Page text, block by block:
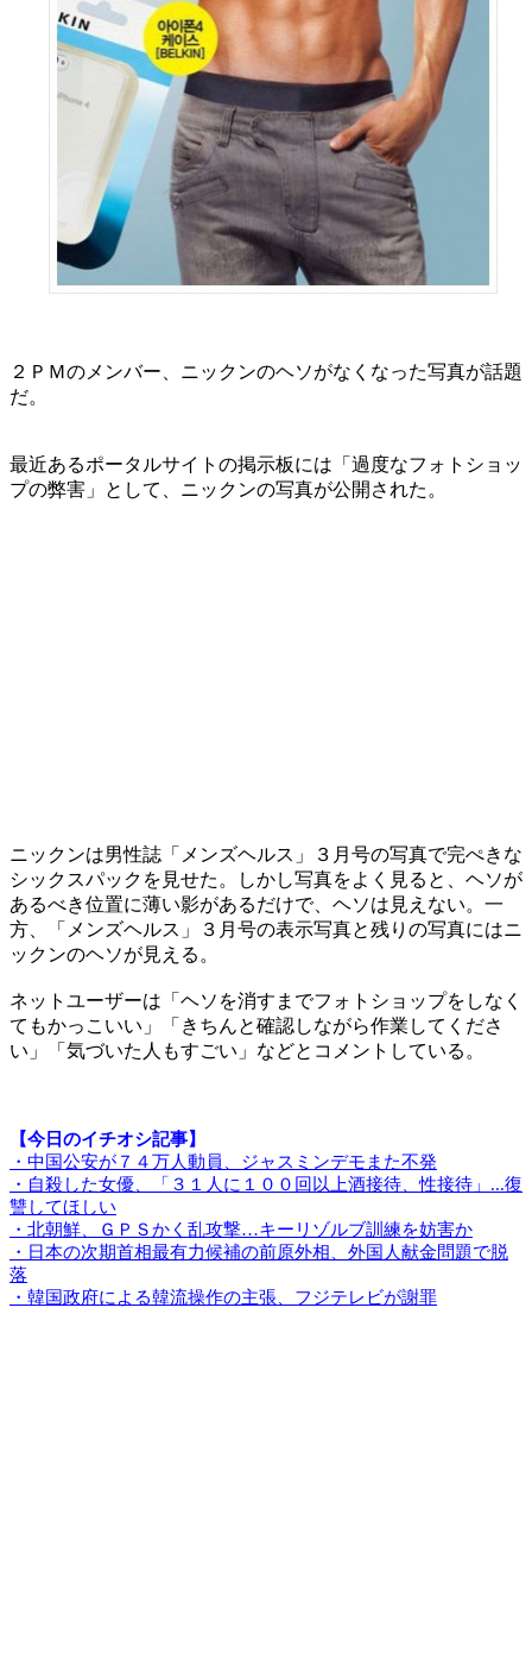
２ＰＭのメンバー、ニックンのヘソがなくなった写真が話題
だ。
最近あるポータルサイトの掲示板には「過度なフォトショッ
プの弊害」として、ニックンの写真が公開された。
ニックンは男性誌「メンズヘルス」３月号の写真で完ぺきな
シックスパックを見せた。しかし写真をよく見ると、ヘソが
あるべき位置に薄い影があるだけで、ヘソは見えない。一
方、「メンズヘルス」３月号の表示写真と残りの写真にはニ
ックンのヘソが見える。
ネットユーザーは「ヘソを消すまでフォトショップをしなく
てもかっこいい」「きちんと確認しながら作業してくださ
い」「気づいた人もすごい」などとコメントしている。
【今日のイチオシ記事】
・中国公安が７４万人動員、ジャスミンデモまた不発
・自殺した女優、「３１人に１００回以上酒接待、性接待」...復
讐してほしい
・北朝鮮、ＧＰＳかく乱攻撃…キーリゾルブ訓練を妨害か
・日本の次期首相最有力候補の前原外相、外国人献金問題で脱
落
・韓国政府による韓流操作の主張、フジテレビが謝罪